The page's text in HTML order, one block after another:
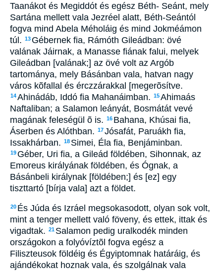
Taanákot és Megiddót és egész Béth- Seánt, mely
Sartána mellett vala Jezréel alatt, Béth-Seántól
fogva mind Abela Méholáig és mind Jokméámon
túl. 13 Gébernek fia, Rámóth Gileádban: övé
valának Jáirnak, a Manasse fiának falui, melyek
Gileádban [valának;] az övé volt az Argób
tartománya, mely Básánban vala, hatvan nagy
város kõfallal és érczzárakkal [megerõsítve.
14Ahinádáb, Iddó fia Mahanáimban. 15Ahimaás
Naftaliban; a Salamon leányát, Bosmátát vevé
magának feleségül õ is. 16 Bahana, Khúsai fia,
Áserben és Alóthban. 17Jósafát, Paruákh fia,
Issakhárban. 18 Simei, Éla fia, Benjáminban.
19 Géber, Uri fia, a Gileád földében, Sihonnak, az
Emoreus királyának földében, és Ógnak, a
Básánbeli királynak [földében;] és [ez] egy
tiszttartó [bírja vala] azt a földet.
20 És Júda és Izráel megsokasodott, olyan sok volt,
mint a tenger mellett való föveny, és ettek, ittak és
vigadtak. 21 Salamon pedig uralkodék minden
országokon a folyóvíztõl fogva egész a
Filiszteusok földéig és Égyiptomnak határáig, és
ajándékokat hoznak vala, és szolgálnak vala